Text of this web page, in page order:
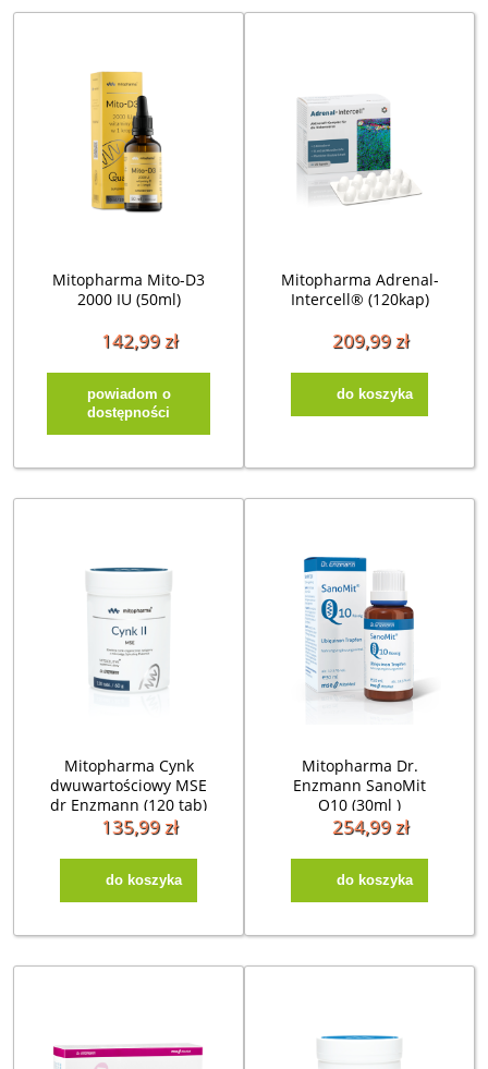
Mitopharma Mito-D3
2000 IU (50ml)
142,99 zł
powiadom o
dostępności
Mitopharma Adrenal-
Intercell® (120kap)
209,99 zł
do koszyka
Mitopharma Cynk
dwuwartościowy MSE
dr Enzmann (120 tab)
135,99 zł
do koszyka
Mitopharma Dr.
Enzmann SanoMit
Q10 (30ml )
koenzym(data do
31.01.2027)
254,99 zł
do koszyka